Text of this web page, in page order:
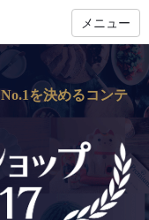
メニュー
を決めるコンテ